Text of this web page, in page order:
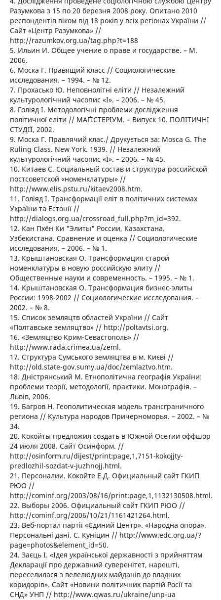
Разумкова з 15 по 20 березня 2008 року. Опитано 2010
респондентів віком від 18 років у всіх регіонах України //
Сайт «Центр Разумкова» //
http://razumkov.org.ua/tag.php?t=188
5. Ильин И. Общее учение о праве и государстве. – М.
2006.
6. Моска Г. Правящий класс // Социологические
исследования. – 1994. – № 12.
7. Прохасько Ю. Неповнолітні еліти // Незалежний
культурологічний часопис «І». – 2006. – № 45.
8. Голіяд І. Методологічні проблеми дослідження
політичної еліти // МАҐІСТЕРІУМ. – Випуск 10. ПОЛІТИЧНІ
СТУДІЇ, 2002.
9. Моска Г. Правлячий клас./ Друкується за: Mosca G. The
Ruling Class. New York. 1939. // Незалежний
культурологічний часопис «Ї». – 2006. – № 45.
10. Китаев С. Социальный состав и структура российской
постсоветской «номенклатуры» //
http://www.elis.pstu.ru/kitaev2008.htm.
11. Голіяд І. Трансформації еліт в політичних системах
України та Естонії //
http://dialogs.org.ua/crossroad_full.php?m_id=392.
12. Кан Пхён Ки "Элиты" России, Казахстана.
Узбекистана. Сравнение и оценка // Социологические
исследования. – 2006. – № 1.
13. Крыштановская О. Трансформация старой
номенклатуры в новую российскую элиту //
Общественные науки и современность. – 1995. – № 1.
14. Крыштановская О. Трансформация бизнес-элиты
России: 1998-2002 // Социологические исследования. –
2002. – № 8.
15. Список земляцтв областей України // Сайт
«Полтавське земляцтво» // http://poltavtsi.org.
16. «Земляцтво Крим-Севастополь» //
http://www.rada.crimea.ua/zeml.
17. Структура Сумського земляцтва в м. Києві //
http://old.state-gov.sumy.ua/doc/zemlaztvo.htm.
18. Дністрянський М. Етнополітична географія України:
проблеми теорії, методології, практики. Монографія. –
Львів, 2006.
19. Багров Н. Геополитическая модель трансграничного
региона // Культура народов Причерноморья. – 2002. – №
34.
20. Кокойты предложил создать в Южной Осетии оффшор
24 июля 2008. Сайт Осинформ. //
http://osinform.ru/dijest/print:page,1,7151-kokojjty-
predlozhil-sozdat-v-juzhnojj.html.
21. Персоналии. Кокойте Е.Д. Официальный сайт ГКИП
РЮО //
http://cominf.org/2003/08/16/print:page,1,1132130508.html.
22. Выборы 2006. Официальный сайт ГКИП РЮО //
http://cominf.org/2006/10/21/1161421264.html.
23. Веб-портал партії «Єдиний Центр». «Народна опора».
Персональні дані. С. Куніцин // http://www.edc.org.ua/?
page=photos&element_id=50.
24. Заєць І. «Ідея української державності з прийняттям
Декларації про державний суверенітет, нарешті,
переселилася з велелюдних майданів до владних
коридорів». Сайт «Новини політичних партій Росії та
СНД» УНП // http://www.qwas.ru/ukraine/unp-ua